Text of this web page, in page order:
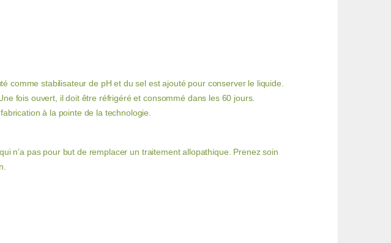
comme stabilisateur de pH et du sel est ajouté pour conserver le liquide.
fois ouvert, il doit être réfrigéré et consommé dans les 60 jours.
à la pointe de la technologie.
n’a pas pour but de remplacer un traitement allopathique. Prenez soin